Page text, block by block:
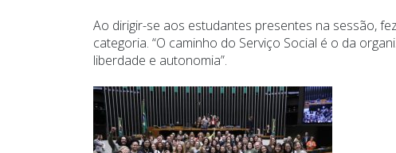
Ao dirigir-se aos estudantes presentes na sessão,
categoria. “O caminho do Serviço Social é o da
liberdade e autonomia”.